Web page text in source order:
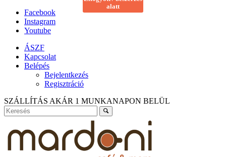
Facebook
Instagram
Youtube
ÁSZF
Kapcsolat
Belépés
Bejelentkezés
Regisztráció
SZÁLLÍTÁS AKÁR 1 MUNKANAPON BELÜL
alatt